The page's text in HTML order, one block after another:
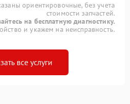
ориентировочные, без учета
стоимости запчастей.
на бесплатную диагностику.
и укажем на неисправность.
все услуги